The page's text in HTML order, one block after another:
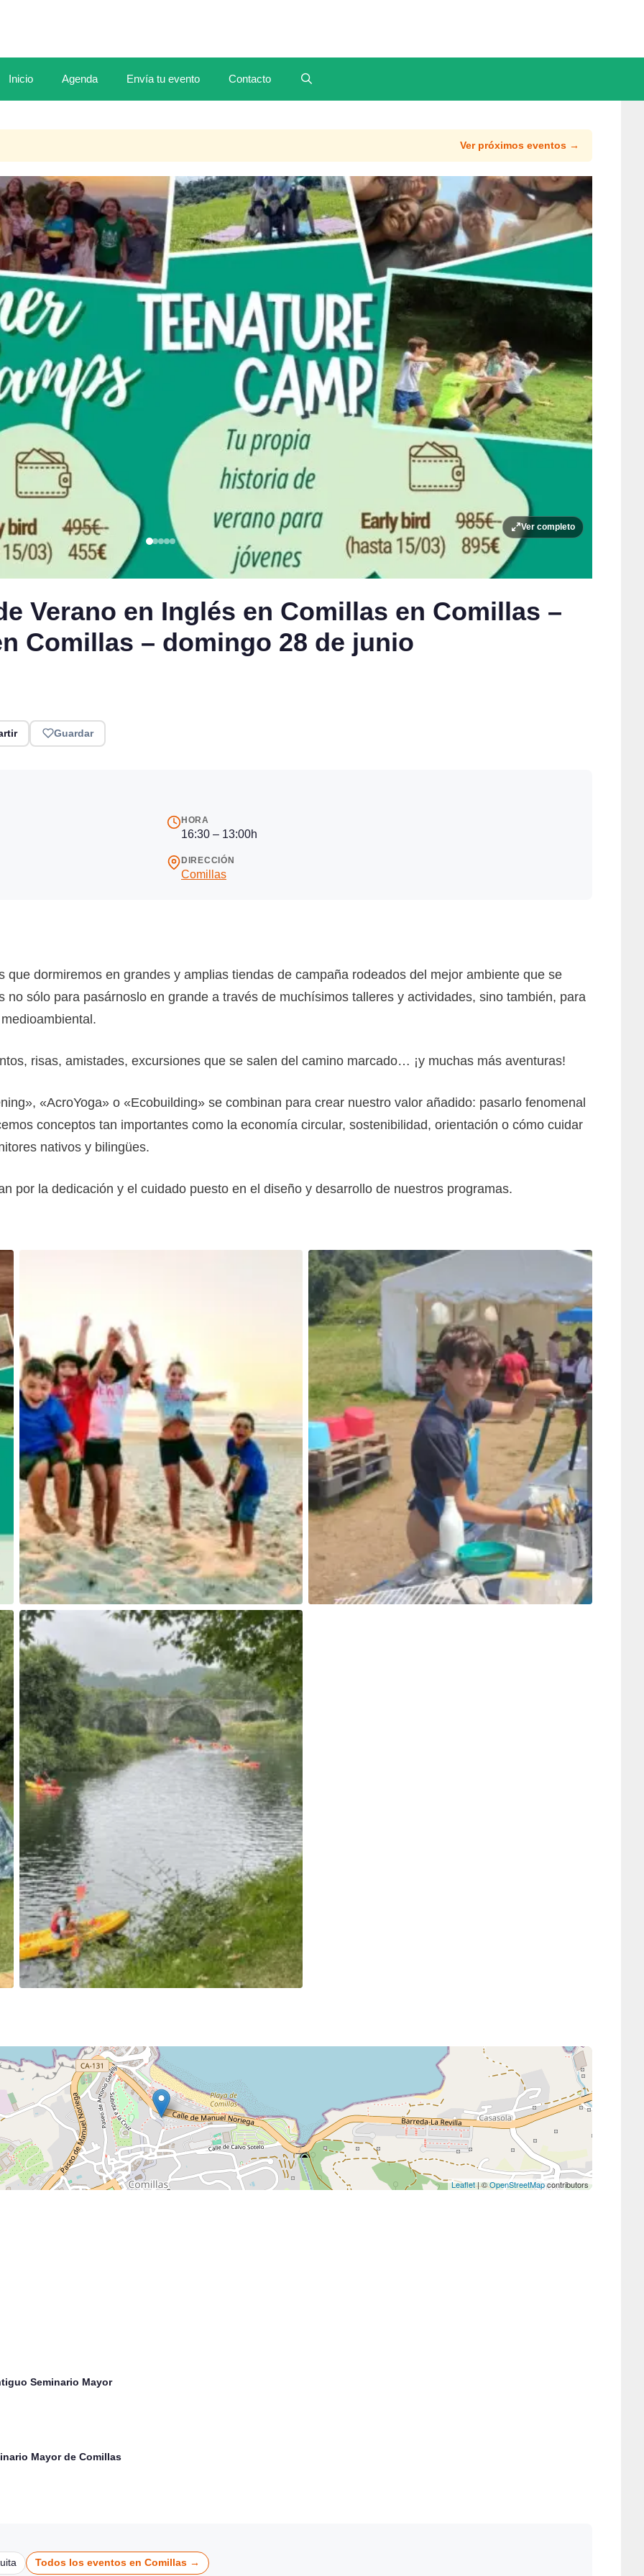
Inicio Agenda Envía tu evento Contacto
Ver próximos eventos →
Ver completo
Verano en Inglés en Comillas en Comillas –
Comillas – domingo 28 de junio
Guardar
HORA
16:30 – 13:00h
DIRECCIÓN
Comillas
dormiremos en grandes y amplias tiendas de campaña rodeados del mejor ambiente que se
sólo para pasárnoslo en grande a través de muchísimos talleres y actividades, sino también, para
risas, amistades, excursiones que se salen del camino marcado… ¡y muchas más aventuras!
«AcroYoga» o «Ecobuilding» se combinan para crear nuestro valor añadido: pasarlo fenomenal
conceptos tan importantes como la economía circular, sostenibilidad, orientación o cómo cuidar
nativos y bilingües.
por la dedicación y el cuidado puesto en el diseño y desarrollo de nuestros programas.
Leaflet| ©OpenStreetMapcontributors
Seminario Mayor
Mayor de Comillas
Todos los eventos en Comillas →